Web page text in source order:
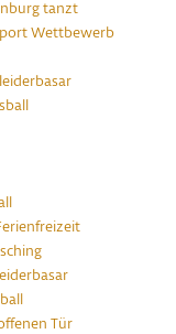
tanzt
Wettbewerb
Tür